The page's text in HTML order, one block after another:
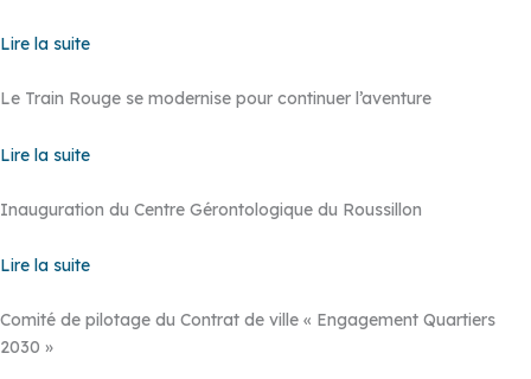
Lire la suite
Le Train Rouge se modernise pour continuer l’aventure
Lire la suite
Inauguration du Centre Gérontologique du Roussillon
Lire la suite
Comité de pilotage du Contrat de ville « Engagement Quartiers
2030 »